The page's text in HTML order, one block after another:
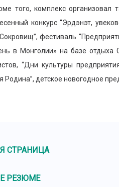
комплекс организовал
конкурс “Эрдэнэт,
фестиваль
в Монголии» на базе отдыха
“Дни культуры
Родина”, детское новогодное
СТРАНИЦА
РЕЗЮМЕ